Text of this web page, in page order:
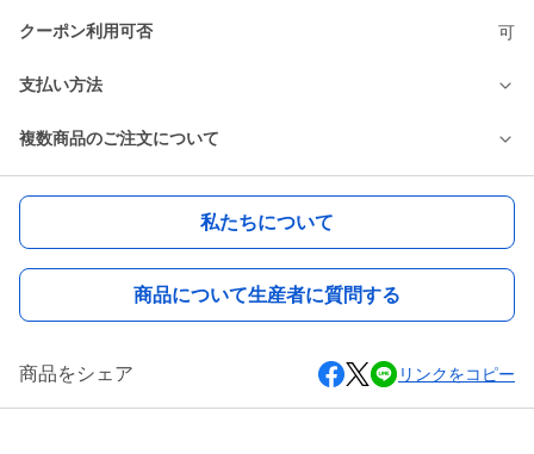
クーポン利用可否 可
支払い方法
複数商品のご注文について
私たちについて
商品について生産者に質問する
商品をシェア リンクをコピー